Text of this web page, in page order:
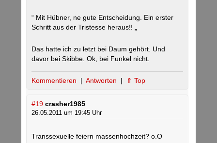
“ Mit Hübner, ne gute Entscheidung. Ein erster
Schritt aus der Tristesse heraus!! „
Das hatte ich zu letzt bei Daum gehört. Und
davor bei Skibbe. Ok, bei Funkel nicht.
Kommentieren | Antworten | ⇑ Top
#19 crasher1985
26.05.2011 um 19:45 Uhr
Transsexuelle feiern massenhochzeit? o.O